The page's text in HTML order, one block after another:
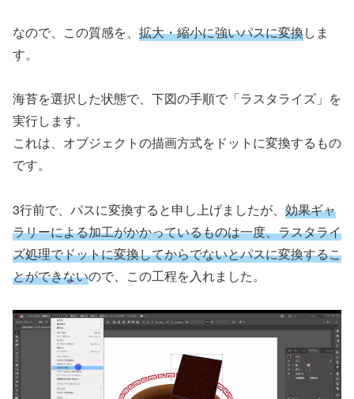
なので、この質感を、 拡大・縮小に強いパスに変換しま
す。
海苔を選択した状態で、下図の手順で「ラスタライズ」を
実行します。
これは、オブジェクトの描画方式をドットに変換するもの
です。
3行前で、パスに変換すると申し上げましたが、 効果ギャ
ラリーによる加工がかかっているものは一度、ラスタライ
ズ処理でドットに変換してからでないとパスに変換するこ
とができないので、この工程を入れました。